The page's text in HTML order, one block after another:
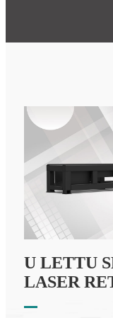
U LETTU
LASER